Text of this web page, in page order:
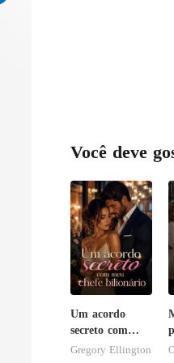
Você deve
Um acordo
secreto com
meu chefe
Gregory Ellington